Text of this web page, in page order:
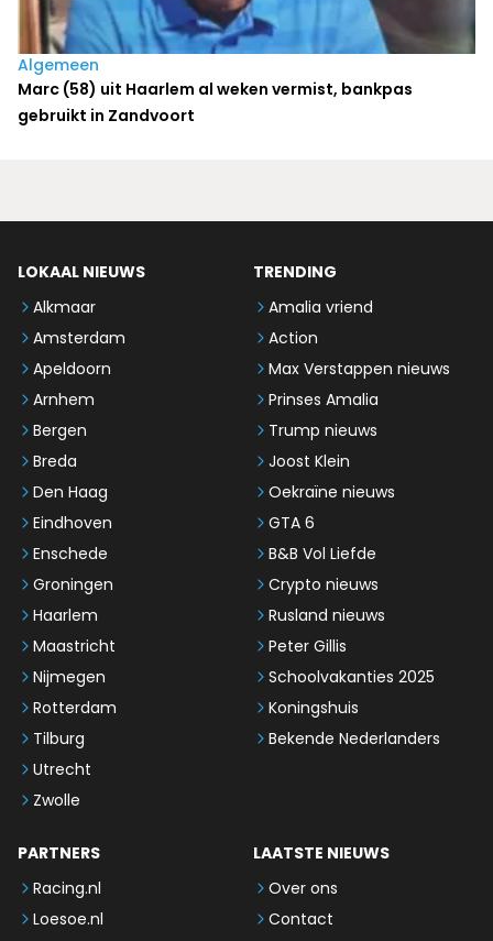
Algemeen
Marc (58) uit Haarlem al weken vermist, bankpas
gebruikt in Zandvoort
LOKAAL NIEUWS
Alkmaar
Amsterdam
Apeldoorn
Arnhem
Bergen
Breda
Den Haag
Eindhoven
Enschede
Groningen
Haarlem
Maastricht
Nijmegen
Rotterdam
Tilburg
Utrecht
Zwolle
TRENDING
Amalia vriend
Action
Max Verstappen nieuws
Prinses Amalia
Trump nieuws
Joost Klein
Oekraïne nieuws
GTA 6
B&B Vol Liefde
Crypto nieuws
Rusland nieuws
Peter Gillis
Schoolvakanties 2025
Koningshuis
Bekende Nederlanders
PARTNERS
Racing.nl
Loesoe.nl
LAATSTE NIEUWS
Over ons
Contact